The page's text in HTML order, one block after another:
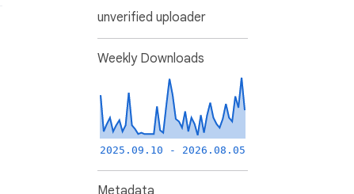
unverified uploader
Weekly Downloads
2025.09.10 - 2026.08.05